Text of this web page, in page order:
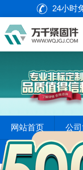
24小时
网站首页 公
查找标准 标
工
品